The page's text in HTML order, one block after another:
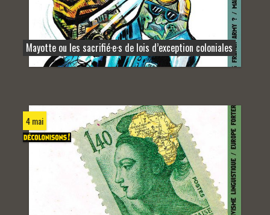
Mayotte ou les sacrifié·e·s de lois d’exception coloniales
4 mai